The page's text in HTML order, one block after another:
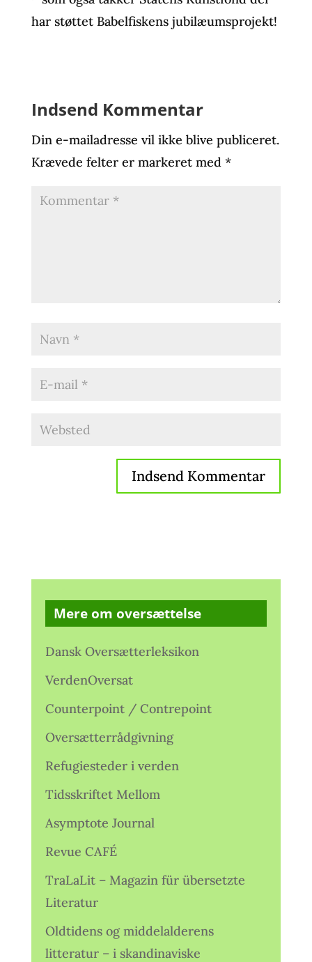
har støttet Babelfiskens jubilæumsprojekt!
Indsend Kommentar
Din e-mailadresse vil ikke blive publiceret.
Krævede felter er markeret med *
Mere om oversættelse
Dansk Oversætterleksikon
VerdenOversat
Counterpoint / Contrepoint
Oversætterrådgivning
Refugiesteder i verden
Tidsskriftet Mellom
Asymptote Journal
Revue CAFÉ
TraLaLit – Magazin für übersetzte
Literatur
Oldtidens og middelalderens
litteratur – i skandinaviske